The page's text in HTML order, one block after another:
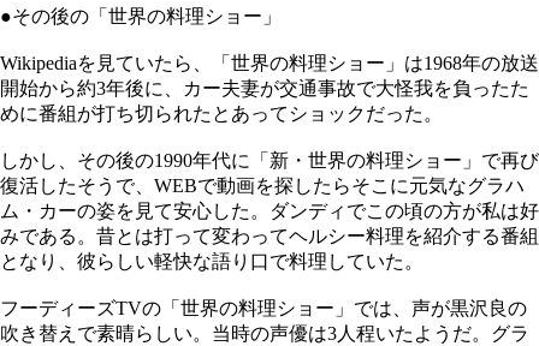
●その後の「世界の料理ショー」
Wikipediaを見ていたら、「世界の料理ショー」は1968年の放送
開始から約3年後に、カー夫妻が交通事故で大怪我を負ったた
めに番組が打ち切られたとあってショックだった。
しかし、その後の1990年代に「新・世界の料理ショー」で再び
復活したそうで、WEBで動画を探したらそこに元気なグラハ
ム・カーの姿を見て安心した。ダンディでこの頃の方が私は好
みである。昔とは打って変わってヘルシー料理を紹介する番組
となり、彼らしい軽快な語り口で料理していた。
フーディーズTVの「世界の料理ショー」では、声が黒沢良の
吹き替えで素晴らしい。当時の声優は3人程いたようだ。グラ